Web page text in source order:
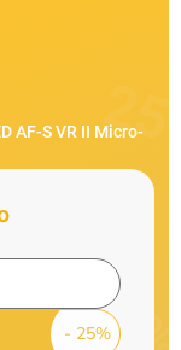
AF-S VR II Micro-